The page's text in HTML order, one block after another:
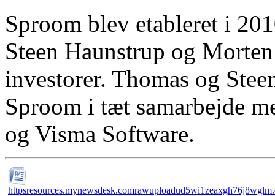
Sproom blev etableret i
Steen Haunstrup og
investorer. Thomas og
Sproom i tæt samarbejde
og Visma Software.